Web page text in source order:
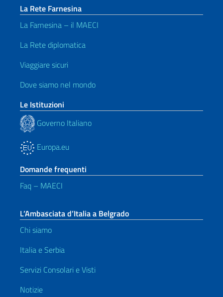
La Rete Farnesina
La Farnesina – il MAECI
La Rete diplomatica
Viaggiare sicuri
Dove siamo nel mondo
Le Istituzioni
Governo Italiano
Europa.eu
Domande frequenti
Faq – MAECI
L’Ambasciata d’Italia a Belgrado
Chi siamo
Italia e Serbia
Servizi Consolari e Visti
Notizie